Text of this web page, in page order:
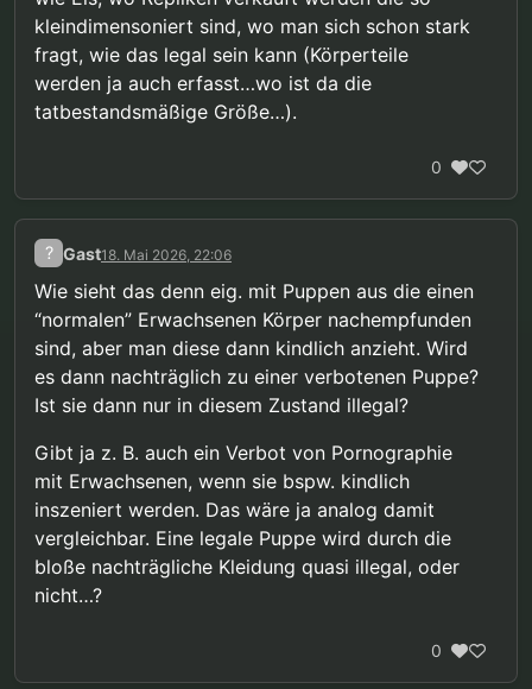
kleindimensoniert sind, wo man sich schon stark
fragt, wie das legal sein kann (Körperteile
werden ja auch erfasst…wo ist da die
tatbestandsmäßige Größe…).
0
? Gast18. Mai 2026, 22:06
Wie sieht das denn eig. mit Puppen aus die einen
“normalen” Erwachsenen Körper nachempfunden
sind, aber man diese dann kindlich anzieht. Wird
es dann nachträglich zu einer verbotenen Puppe?
Ist sie dann nur in diesem Zustand illegal?
Gibt ja z. B. auch ein Verbot von Pornographie
mit Erwachsenen, wenn sie bspw. kindlich
inszeniert werden. Das wäre ja analog damit
vergleichbar. Eine legale Puppe wird durch die
bloße nachträgliche Kleidung quasi illegal, oder
nicht…?
0